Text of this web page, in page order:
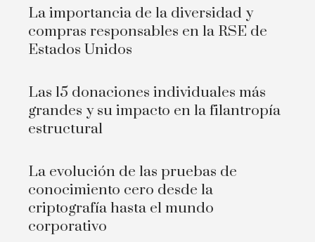
La importancia de la diversidad y
compras responsables en la RSE de
Estados Unidos
Las 15 donaciones individuales más
grandes y su impacto en la filantropía
estructural
La evolución de las pruebas de
conocimiento cero desde la
criptografía hasta el mundo
corporativo